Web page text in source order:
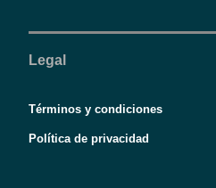
Legal
Términos y condiciones
Política de privacidad